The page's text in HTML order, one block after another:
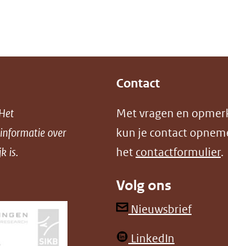
over
is.
Contact
Met vragen en
kun je contact
het contactformulier.
Volg ons
Nieuwsbrief(opent
LinkedIn